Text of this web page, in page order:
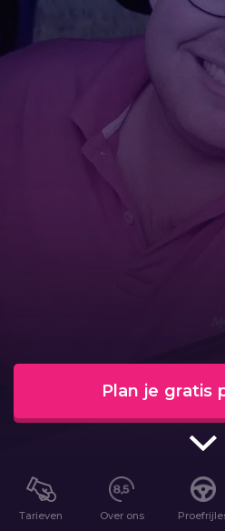
Plan je gratis
Tarieven Over ons